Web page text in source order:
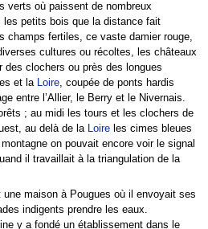
verts où paissent de nombreux
petits bois que la distance fait
champs fertiles, ce vaste damier rouge,
cultures ou récoltes, les châteaux
des clochers ou près des longues
et la Loire, coupée de ponts hardis
entre l’Allier, le Berry et le Nivernais.
; au midi les tours et les clochers de
au delà de la Loireles cimes bleues
on pouvait encore voir le signal
il travaillait à la triangulation de la
une maison à Pougues où il envoyait ses
indigents prendre les eaux.
y a fondé un établissement dans le